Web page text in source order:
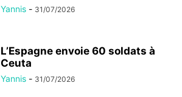
Yannis - 31/07/2026
L’Espagne envoie 60 soldats à
Ceuta
Yannis - 31/07/2026